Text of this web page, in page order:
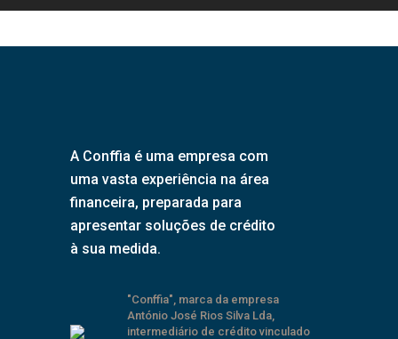
A Conffia é uma empresa com
uma vasta experiência na área
financeira, preparada para
apresentar soluções de crédito
à sua medida.
"Conffia", marca da empresa
António José Rios Silva Lda,
intermediário de crédito vinculado